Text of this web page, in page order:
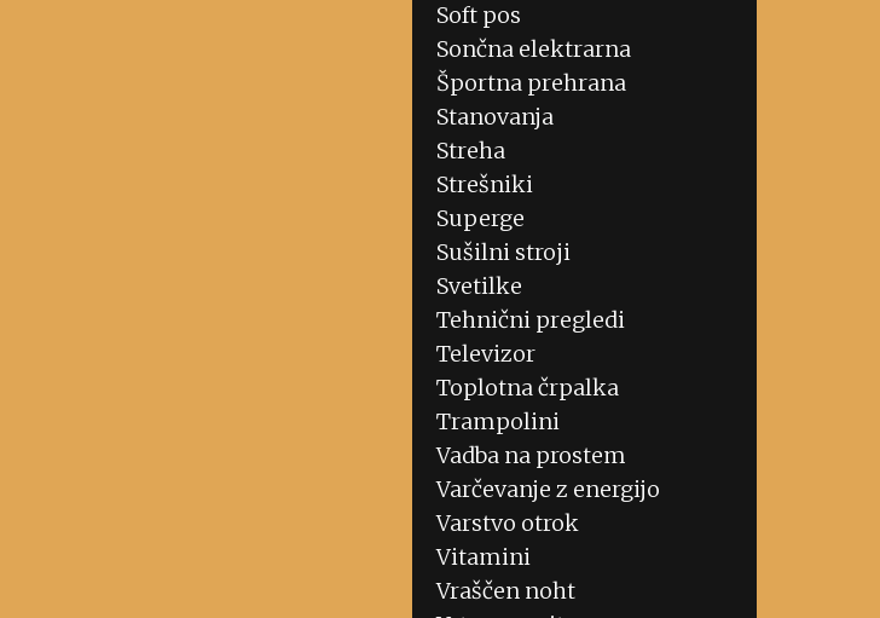
Soft pos
Sončna elektrarna
Športna prehrana
Stanovanja
Streha
Strešniki
Superge
Sušilni stroji
Svetilke
Tehnični pregledi
Televizor
Toplotna črpalka
Trampolini
Vadba na prostem
Varčevanje z energijo
Varstvo otrok
Vitamini
Vraščen noht